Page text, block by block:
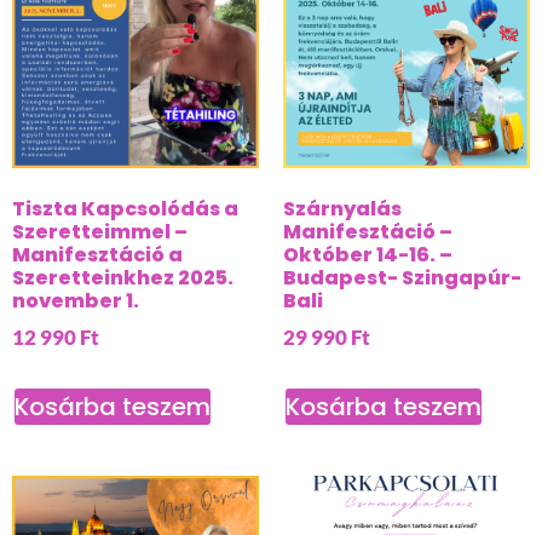
Tiszta Kapcsolódás a
Szeretteimmel –
Manifesztáció a
Szeretteinkhez 2025.
november 1.
12 990Ft
Kosárba teszem
Szárnyalás
Manifesztáció –
Október 14-16. –
Budapest- Szingapúr-
Bali
29 990Ft
Kosárba teszem